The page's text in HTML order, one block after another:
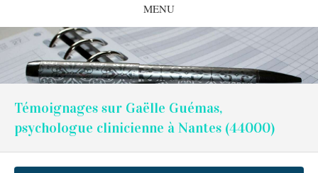
MENU
Témoignages sur Gaëlle Guémas,
psychologue clinicienne à Nantes (44000)